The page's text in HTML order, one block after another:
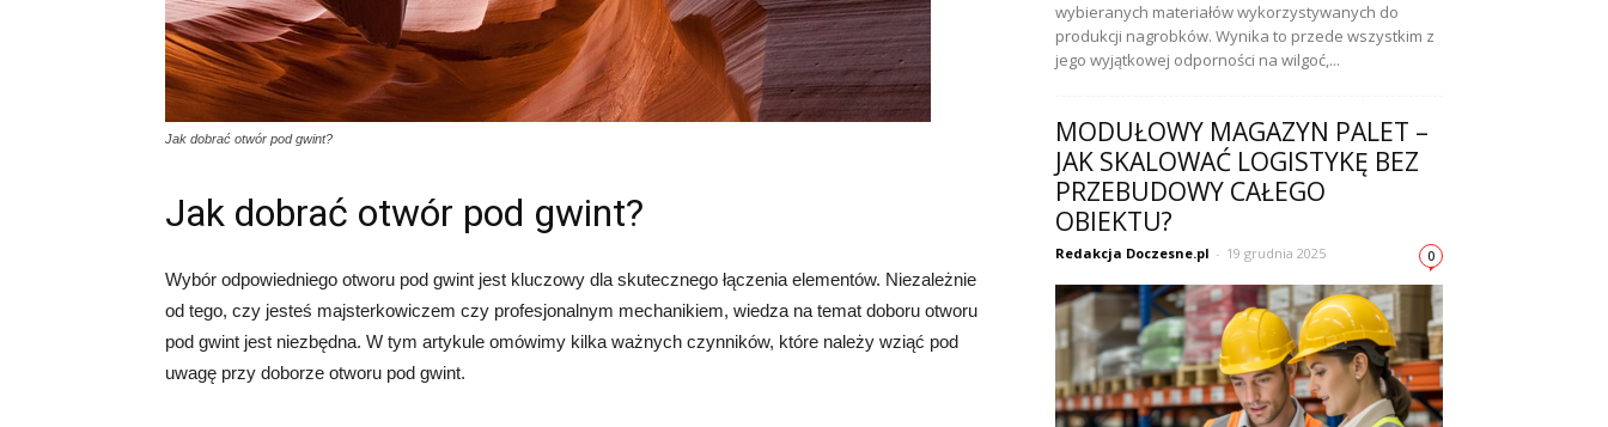
Jak dobrać otwór pod gwint?
Jak dobrać otwór pod gwint?
Wybór odpowiedniego otworu pod gwint jest kluczowy dla skutecznego łączenia elementów. Niezależnie
od tego, czy jesteś majsterkowiczem czy profesjonalnym mechanikiem, wiedza na temat doboru otworu
pod gwint jest niezbędna. W tym artykule omówimy kilka ważnych czynników, które należy wziąć pod
uwagę przy doborze otworu pod gwint.
wybieranych materiałów wykorzystywanych do
produkcji nagrobków. Wynika to przede wszystkim z
jego wyjątkowej odporności na wilgoć,...
MODUŁOWY MAGAZYN PALET –
JAK SKALOWAĆ LOGISTYKĘ BEZ
PRZEBUDOWY CAŁEGO
OBIEKTU?
Redakcja Doczesne.pl - 19 grudnia 2025 0